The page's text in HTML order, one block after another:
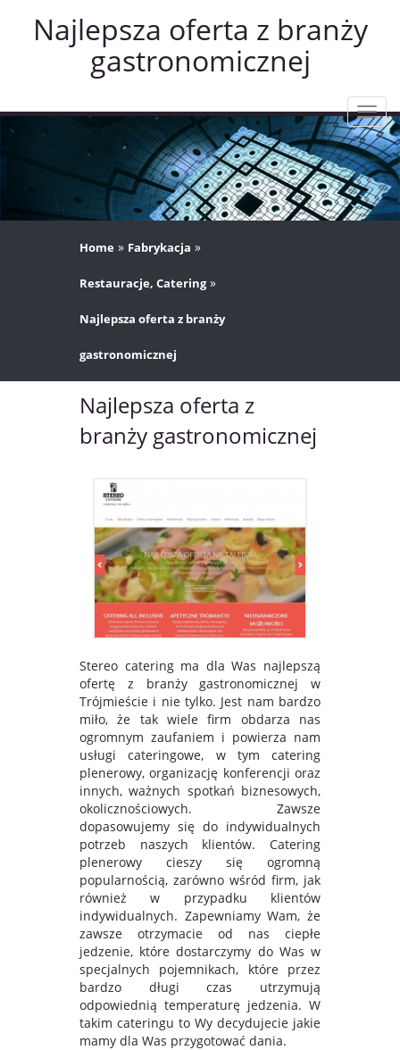
Najlepsza oferta z branży
gastronomicznej
Home » Fabrykacja »
Restauracje, Catering»
Najlepsza oferta z branży
gastronomicznej
Najlepsza oferta z
branży gastronomicznej
Stereo catering ma dla Was najlepszą
ofertę z branży gastronomicznej w
Trójmieście i nie tylko. Jest nam bardzo
miło, że tak wiele firm obdarza nas
ogromnym zaufaniem i powierza nam
usługi cateringowe, w tym catering
plenerowy, organizację konferencji oraz
innych, ważnych spotkań biznesowych,
okolicznościowych. Zawsze
dopasowujemy się do indywidualnych
potrzeb naszych klientów. Catering
plenerowy cieszy się ogromną
popularnością, zarówno wśród firm, jak
również w przypadku klientów
indywidualnych. Zapewniamy Wam, że
zawsze otrzymacie od nas ciepłe
jedzenie, które dostarczymy do Was w
specjalnych pojemnikach, które przez
bardzo długi czas utrzymują
odpowiednią temperaturę jedzenia. W
takim cateringu to Wy decydujecie jakie
mamy dla Was przygotować dania.